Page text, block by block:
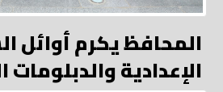
المحافظ يكرم أوائل
الإعدادية والدبلومات